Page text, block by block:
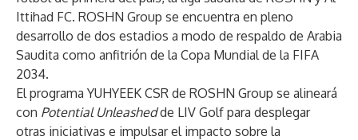
Ittihad FC. ROSHN Group se encuentra en pleno
desarrollo de dos estadios a modo de respaldo de Arabia
Saudita como anfitrión de la Copa Mundial de la FIFA
2034.
El programa YUHYEEK CSR de ROSHN Group se alineará
con Potential Unleashedde LIV Golf para desplegar
otras iniciativas e impulsar el impacto sobre la